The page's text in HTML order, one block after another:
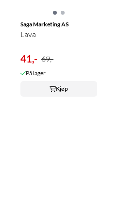
Saga Marketing AS
Lava
41,- 69,-
På lager
Kjøp